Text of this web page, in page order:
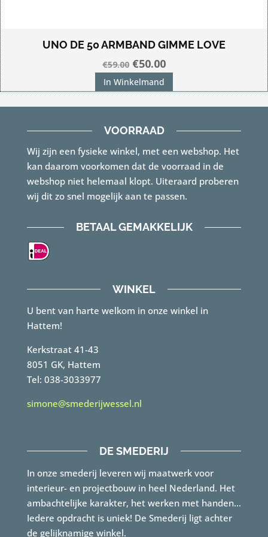
UNO DE 50 ARMBAND GIMME LOVE
€59.00 Oorspronkelijke
prijs
was:
€59.00.
€50.00Huidige
is:
€50.00.
In Winkelmand
VOORRAAD
Wij zijn een fysieke winkel, met een webshop. Het
kan daarom voorkomen dat de voorraad in de
webshop niet helemaal klopt. Uiteraard proberen
wij dit zo snel mogelijk aan te passen.
BETAAL GEMAKKELIJK
WINKEL
U bent van harte welkom in onze winkel in
Hattem!
Kerkstraat 41-43
8051 GK, Hattem
Tel: 038-3033977
simone@smederijwessel.nl
DE SMEDERIJ
In onze smederij leveren wij maatwerk voor
interieur- en projectbouw in heel Nederland. Het
ambachtelijke karakter, het werken met handen…
Iedere opdracht is uniek! De Smederij ligt achter
de gelijknamige winkel.